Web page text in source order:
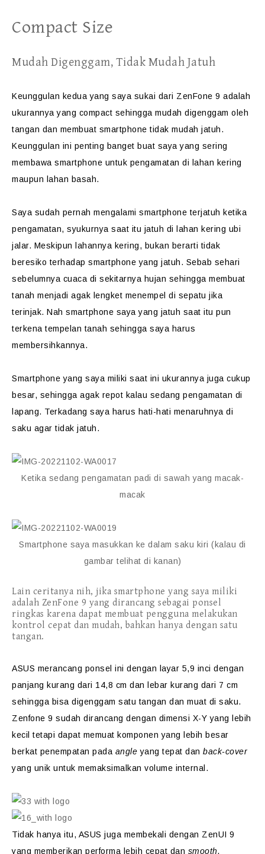
Compact Size
Mudah Digenggam, Tidak Mudah Jatuh
Keunggulan kedua yang saya sukai dari ZenFone 9 adalah
ukurannya yang compact sehingga mudah digenggam oleh
tangan dan membuat smartphone tidak mudah jatuh.
Keunggulan ini penting banget buat saya yang sering
membawa smartphone untuk pengamatan di lahan kering
maupun lahan basah.
Saya sudah pernah mengalami smartphone terjatuh ketika
pengamatan, syukurnya saat itu jatuh di lahan kering ubi
jalar. Meskipun lahannya kering, bukan berarti tidak
beresiko terhadap smartphone yang jatuh. Sebab sehari
sebelumnya cuaca di sekitarnya hujan sehingga membuat
tanah menjadi agak lengket menempel di sepatu jika
terinjak. Nah smartphone saya yang jatuh saat itu pun
terkena tempelan tanah sehingga saya harus
membersihkannya.
Smartphone yang saya miliki saat ini ukurannya juga cukup
besar, sehingga agak repot kalau sedang pengamatan di
lapang. Terkadang saya harus hati-hati menaruhnya di
saku agar tidak jatuh.
Ketika sedang pengamatan padi di sawah yang macak-
macak
Smartphone saya masukkan ke dalam saku kiri (kalau di
gambar telihat di kanan)
Lain ceritanya nih, jika smartphone yang saya miliki
adalah ZenFone 9 yang dirancang sebagai ponsel
ringkas karena dapat membuat pengguna melakukan
kontrol cepat dan mudah, bahkan hanya dengan satu
tangan.
ASUS merancang ponsel ini dengan layar 5,9 inci dengan
panjang kurang dari 14,8 cm dan lebar kurang dari 7 cm
sehingga bisa digenggam satu tangan dan muat di saku.
Zenfone 9 sudah dirancang dengan dimensi X-Y yang lebih
kecil tetapi dapat memuat komponen yang lebih besar
berkat penempatan pada angle yang tepat dan back-cover
yang unik untuk memaksimalkan volume internal.
Tidak hanya itu, ASUS juga membekali dengan ZenUI 9
yang memberikan performa lebih cepat dan smooth,